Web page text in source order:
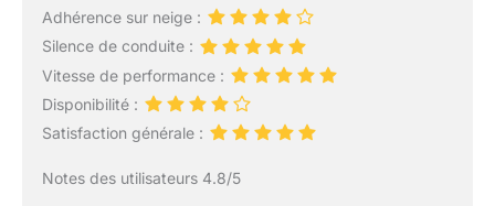
Adhérence sur neige :
Silence de conduite :
Vitesse de performance :
Disponibilité :
Satisfaction générale :
Notes des utilisateurs 4.8/5